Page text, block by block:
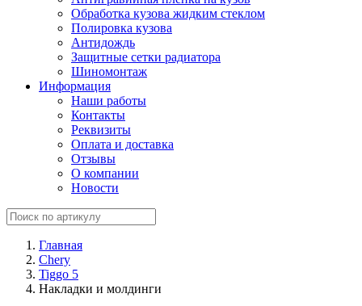
Обработка кузова жидким стеклом
Полировка кузова
Антидождь
Защитные сетки радиатора
Шиномонтаж
Информация
Наши работы
Контакты
Реквизиты
Оплата и доставка
Отзывы
О компании
Новости
Главная
Chery
Tiggo 5
Накладки и молдинги